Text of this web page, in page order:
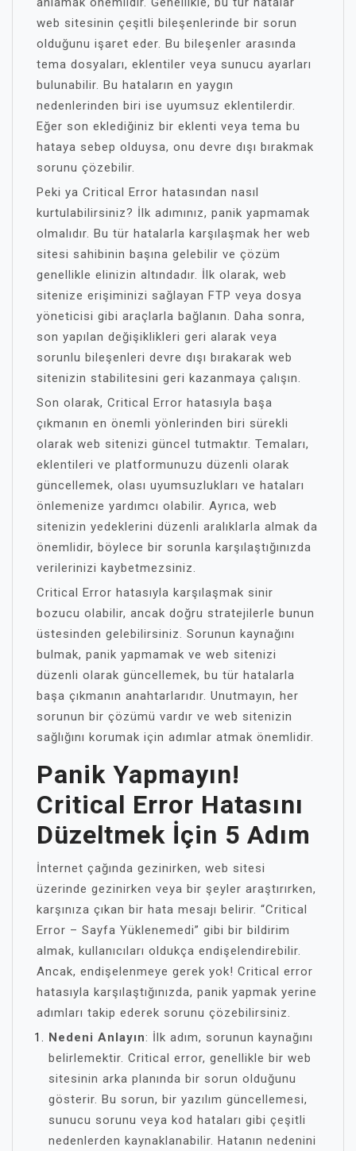
web sitesinin çeşitli bileşenlerinde bir sorun
olduğunu işaret eder. Bu bileşenler arasında
tema dosyaları, eklentiler veya sunucu ayarları
bulunabilir. Bu hataların en yaygın
nedenlerinden biri ise uyumsuz eklentilerdir.
Eğer son eklediğiniz bir eklenti veya tema bu
hataya sebep olduysa, onu devre dışı bırakmak
sorunu çözebilir.
Peki ya Critical Error hatasından nasıl
kurtulabilirsiniz? İlk adımınız, panik yapmamak
olmalıdır. Bu tür hatalarla karşılaşmak her web
sitesi sahibinin başına gelebilir ve çözüm
genellikle elinizin altındadır. İlk olarak, web
sitenize erişiminizi sağlayan FTP veya dosya
yöneticisi gibi araçlarla bağlanın. Daha sonra,
son yapılan değişiklikleri geri alarak veya
sorunlu bileşenleri devre dışı bırakarak web
sitenizin stabilitesini geri kazanmaya çalışın.
Son olarak, Critical Error hatasıyla başa
çıkmanın en önemli yönlerinden biri sürekli
olarak web sitenizi güncel tutmaktır. Temaları,
eklentileri ve platformunuzu düzenli olarak
güncellemek, olası uyumsuzlukları ve hataları
önlemenize yardımcı olabilir. Ayrıca, web
sitenizin yedeklerini düzenli aralıklarla almak da
önemlidir, böylece bir sorunla karşılaştığınızda
verilerinizi kaybetmezsiniz.
Critical Error hatasıyla karşılaşmak sinir
bozucu olabilir, ancak doğru stratejilerle bunun
üstesinden gelebilirsiniz. Sorunun kaynağını
bulmak, panik yapmamak ve web sitenizi
düzenli olarak güncellemek, bu tür hatalarla
başa çıkmanın anahtarlarıdır. Unutmayın, her
sorunun bir çözümü vardır ve web sitenizin
sağlığını korumak için adımlar atmak önemlidir.
Panik Yapmayın!
Critical Error Hatasını
Düzeltmek İçin 5 Adım
İnternet çağında gezinirken, web sitesi
üzerinde gezinirken veya bir şeyler araştırırken,
karşınıza çıkan bir hata mesajı belirir. “Critical
Error – Sayfa Yüklenemedi” gibi bir bildirim
almak, kullanıcıları oldukça endişelendirebilir.
Ancak, endişelenmeye gerek yok! Critical error
hatasıyla karşılaştığınızda, panik yapmak yerine
adımları takip ederek sorunu çözebilirsiniz.
Nedeni Anlayın: İlk adım, sorunun kaynağını
belirlemektir. Critical error, genellikle bir web
sitesinin arka planında bir sorun olduğunu
gösterir. Bu sorun, bir yazılım güncellemesi,
sunucu sorunu veya kod hataları gibi çeşitli
nedenlerden kaynaklanabilir. Hatanın nedenini